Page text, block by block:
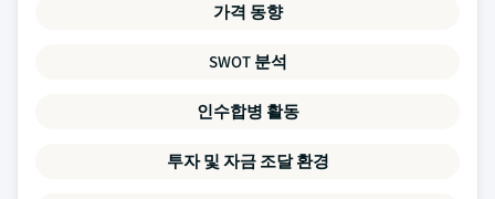
가격 동향
SWOT 분석
인수합병 활동
투자 및 자금 조달 환경